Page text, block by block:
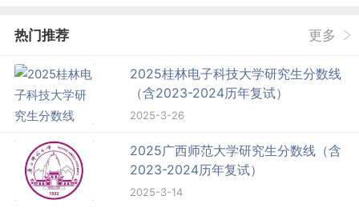
热门推荐 更多
2025桂林电子科技大学研究生分数线
（含2023-2024历年复试）
2025-3-26
2025广西师范大学研究生分数线（含
2023-2024历年复试）
2025-3-14